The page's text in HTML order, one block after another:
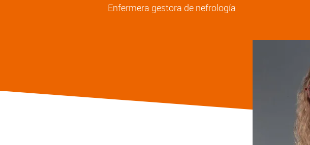
Enfermera gestora de nefrología